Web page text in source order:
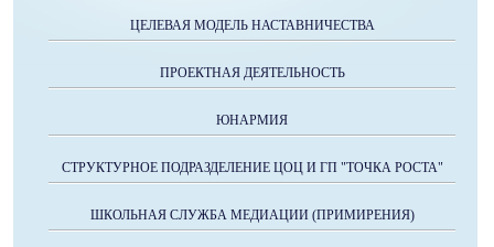
ЦЕЛЕВАЯ МОДЕЛЬ НАСТАВНИЧЕСТВА
ПРОЕКТНАЯ ДЕЯТЕЛЬНОСТЬ
ЮНАРМИЯ
СТРУКТУРНОЕ ПОДРАЗДЕЛЕНИЕ ЦОЦ И ГП "ТОЧКА РОСТА"
ШКОЛЬНАЯ СЛУЖБА МЕДИАЦИИ (ПРИМИРЕНИЯ)